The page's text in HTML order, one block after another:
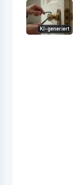
KI-generiert